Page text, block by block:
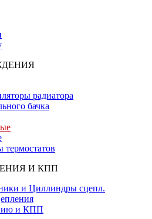
радиатора
бачка
термостатов
И КПП
и Циллиндры сцепл.
и КПП